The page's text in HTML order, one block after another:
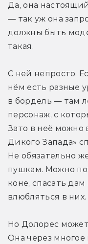
Да, она
— так уж она
должны быть
такая.
С ней непросто.
нём есть разные
в бордель — там
персонаж, с
Зато в неё можно
Дикого Запада»
Не обязательно
пушкам. Можно
коне, спасать
влюбляться в них.
Но Долорес может
Она через